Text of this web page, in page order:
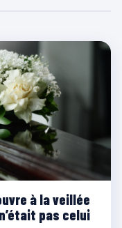
à la veillée
pas celui